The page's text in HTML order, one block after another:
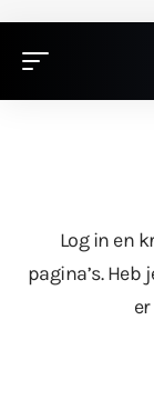
Log in en
pagina’s. Heb